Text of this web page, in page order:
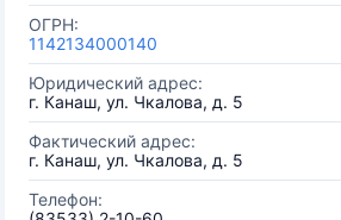
ОГРН:
1142134000140
Юридический адрес:
г. Канаш, ул. Чкалова, д. 5
Фактический адрес:
г. Канаш, ул. Чкалова, д. 5
Телефон: